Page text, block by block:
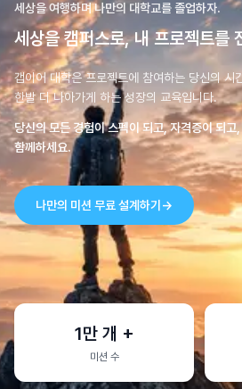
세상을 여행하며 나만의 대학교를 졸업하자.
세상을 캠퍼스로, 내 프로젝트를
갭이어 대학은 프로젝트에 참여하는 당신의 시
한발 더 나아가게 하는 성장의 교육입니다.
당신의 모든 경험이 스펙이 되고, 자격증이 되고
함께하세요.
나만의 미션 무료 설계하기 →
1만 개 +
미션 수